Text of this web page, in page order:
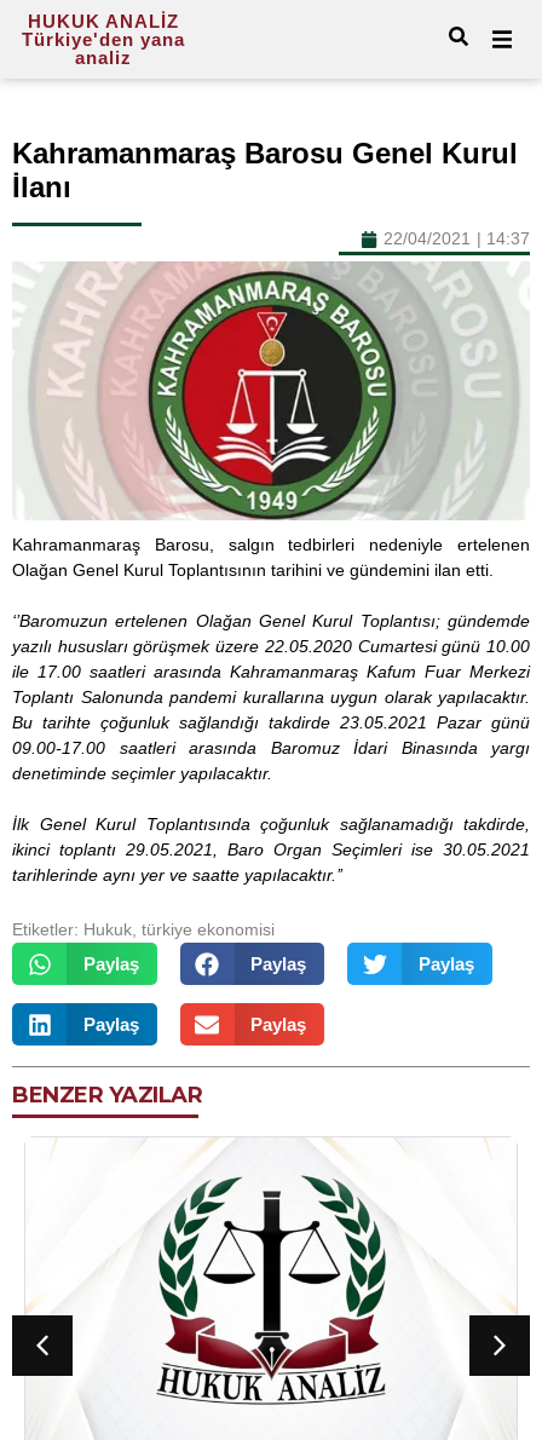
HUKUK ANALİZ
Türkiye'den yana
analiz
Kahramanmaraş Barosu Genel Kurul
İlanı
22/04/2021 | 14:37
Kahramanmaraş Barosu, salgın tedbirleri nedeniyle ertelenen
Olağan Genel Kurul Toplantısının tarihini ve gündemini ilan etti.
‘’Baromuzun ertelenen Olağan Genel Kurul Toplantısı; gündemde
yazılı hususları görüşmek üzere 22.05.2020 Cumartesi günü 10.00
ile 17.00 saatleri arasında Kahramanmaraş Kafum Fuar Merkezi
Toplantı Salonunda pandemi kurallarına uygun olarak yapılacaktır.
Bu tarihte çoğunluk sağlandığı takdirde 23.05.2021 Pazar günü
09.00-17.00 saatleri arasında Baromuz İdari Binasında yargı
denetiminde seçimler yapılacaktır.
İlk Genel Kurul Toplantısında çoğunluk sağlanamadığı takdirde,
ikinci toplantı 29.05.2021, Baro Organ Seçimleri ise 30.05.2021
tarihlerinde aynı yer ve saatte yapılacaktır.’’
Etiketler: Hukuk türkiye ekonomisi
Paylaş Paylaş Paylaş
Paylaş Paylaş
BENZER YAZILAR